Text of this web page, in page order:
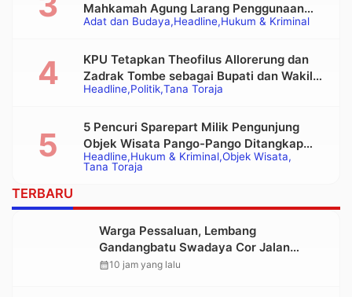
Adat dan Budaya Headline Hukum & Kriminal
Mahkamah Agung Larang Penggunaan
Alat Berat pada Eksekusi Rumah Adat
Headline Politik Tana Toraja
KPU Tetapkan Theofilus Allorerung dan
Zadrak Tombe sebagai Bupati dan Wakil
Bupati Tana Toraja Terpilih
Headline Hukum & Kriminal Objek Wisata
Tana Toraja
5 Pencuri Sparepart Milik Pengunjung
Objek Wisata Pango-Pango Ditangkap
Polisi
TERBARU
Warga Pessaluan, Lembang
Gandangbatu Swadaya Cor Jalan
Kabupaten
calendar_month10 jam yang lalu